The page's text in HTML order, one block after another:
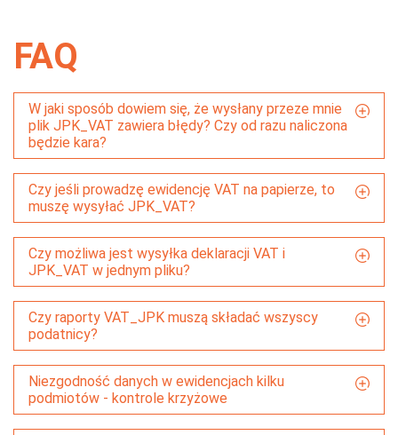
FAQ
W jaki sposób dowiem się, że wysłany przeze mnie
plik JPK_VAT zawiera błędy? Czy od razu naliczona
będzie kara?
Czy jeśli prowadzę ewidencję VAT na papierze, to
muszę wysyłać JPK_VAT?
Czy możliwa jest wysyłka deklaracji VAT i
JPK_VAT w jednym pliku?
Czy raporty VAT_JPK muszą składać wszyscy
podatnicy?
Niezgodność danych w ewidencjach kilku
podmiotów - kontrole krzyżowe